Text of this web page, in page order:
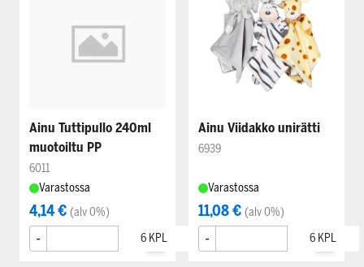
Ainu Tuttipullo 240ml
muotoiltu PP
6011
Varastossa
4,14 € (alv 0%)
-
Ainu Viidakko unirätti
6939
Varastossa
11,08 € (alv 0%)
-